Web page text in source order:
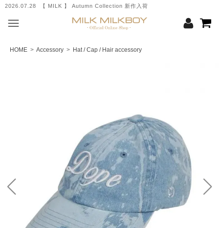
2026.07.28 【 MILK 】 Autumn Collection 新作入荷
HOME > Accessory > Hat / Cap / Hair accessory